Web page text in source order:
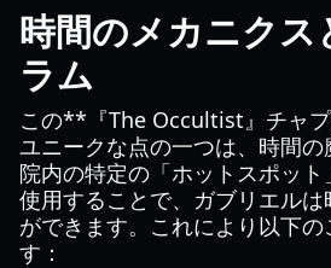
時間のメカニクス
ラム
この**『The Occultist』チャ
ユニークな点の一つは、時間
院内の特定の「ホットスポッ
使用することで、ガブリエルは
ができます。これにより以下の
す：